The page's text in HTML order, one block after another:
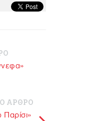
ΑΡΘΡΟ